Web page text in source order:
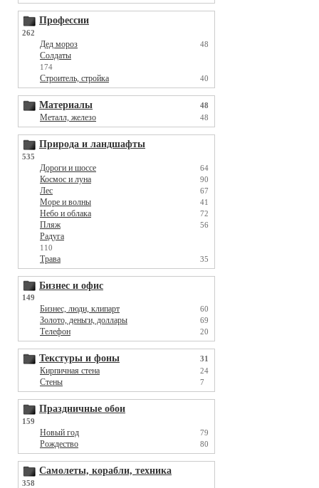
Профессии
262
Дед мороз 48
Солдаты
174
Строитель, стройка 40
Материалы 48
Металл, железо 48
Природа и ландшафты
535
Дороги и шоссе 64
Космос и луна 90
Лес 67
Море и волны 41
Небо и облака 72
Пляж 56
Радуга
110
Трава 35
Бизнес и офис
149
Бизнес, люди, клипарт 60
Золото, деньги, доллары 69
Телефон 20
Текстуры и фоны 31
Кирпичная стена 24
Стены 7
Праздничные обои
159
Новый год 79
Рождество 80
Самолеты, корабли, техника
358